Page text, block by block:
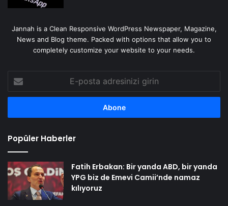
Jannah is a Clean Responsive WordPress Newspaper, Magazine,
News and Blog theme. Packed with options that allow you to
completely customize your website to your needs.
posta
adresinizi
Popüler Haberler
Fatih Erbakan: Bir yanda ABD, bir yanda
YPG biz de Emevi Camii’nde namaz
kılıyoruz